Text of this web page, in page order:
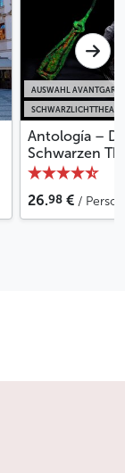
AUSWAHL
Antología –
Schwarzen
26.98 € / Person